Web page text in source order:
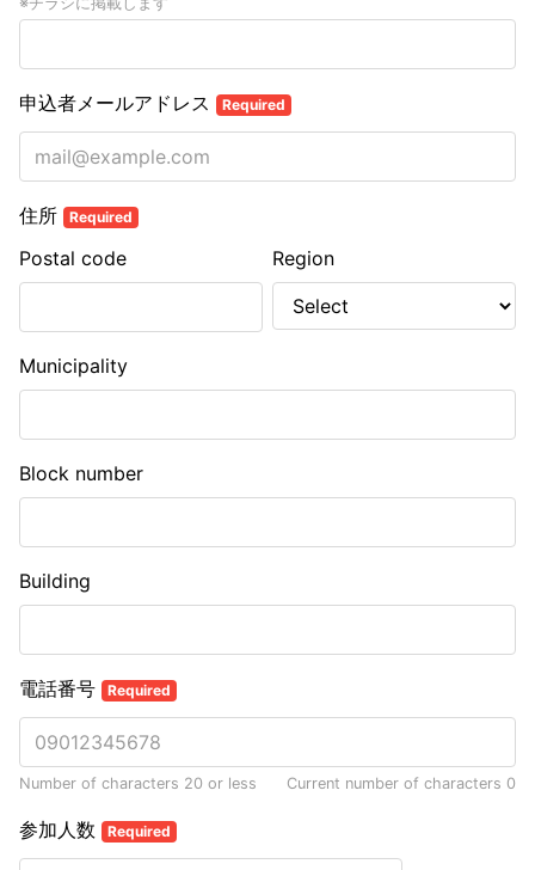
申込者メールアドレス Required
住所 Required
Postal code Region
Municipality
Block number
Building
電話番号 Required
Number of characters 20 or less Current number of characters 0
参加人数 Required